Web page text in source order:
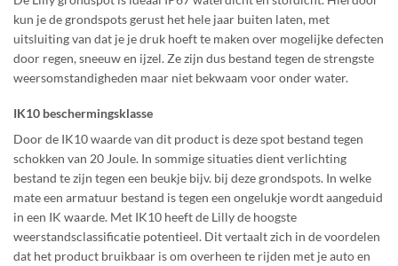
kun je de grondspots gerust het hele jaar buiten laten, met
uitsluiting van dat je je druk hoeft te maken over mogelijke defecten
door regen, sneeuw en ijzel. Ze zijn dus bestand tegen de strengste
weersomstandigheden maar niet bekwaam voor onder water.
IK10 beschermingsklasse
Door de IK10 waarde van dit product is deze spot bestand tegen
schokken van 20 Joule. In sommige situaties dient verlichting
bestand te zijn tegen een beukje bijv. bij deze grondspots. In welke
mate een armatuur bestand is tegen een ongelukje wordt aangeduid
in een IK waarde. Met IK10 heeft de Lilly de hoogste
weerstandsclassificatie potentieel. Dit vertaalt zich in de voordelen
dat het product bruikbaar is om overheen te rijden met je auto en